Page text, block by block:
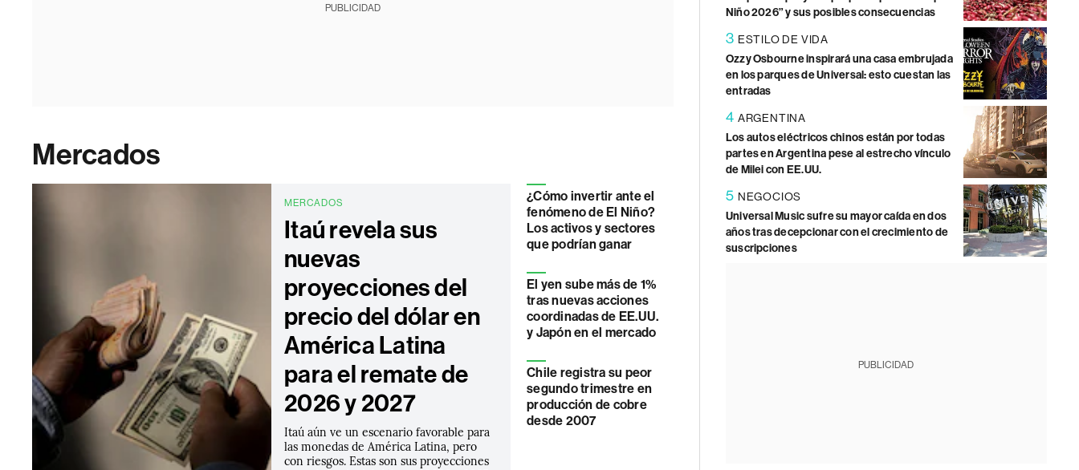
PUBLICIDAD
Mercados
MERCADOS
Itaú revela sus
nuevas
proyecciones del
precio del dólar en
América Latina
para el remate de
2026 y 2027
Itaú aún ve un escenario favorable para
las monedas de América Latina, pero
con riesgos. Estas son sus proyecciones
¿Cómo invertir ante el
fenómeno de El Niño?
Los activos y sectores
que podrían ganar
El yen sube más de 1%
tras nuevas acciones
coordinadas de EE.UU.
y Japón en el mercado
Chile registra su peor
segundo trimestre en
producción de cobre
desde 2007
Niño 2026” y sus posibles consecuencias
3 ESTILO DE VIDA
Ozzy Osbourne inspirará una casa embrujada
en los parques de Universal: esto cuestan las
entradas
4 ARGENTINA
Los autos eléctricos chinos están por todas
partes en Argentina pese al estrecho vínculo
de Milei con EE.UU.
5 NEGOCIOS
Universal Music sufre su mayor caída en dos
años tras decepcionar con el crecimiento de
suscripciones
PUBLICIDAD